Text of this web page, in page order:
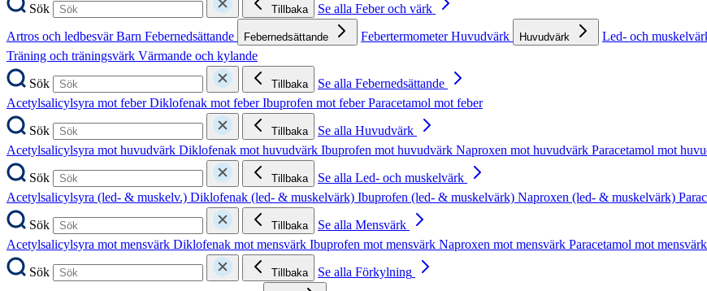
Sök
Tillbaka
Se alla Feber och värk
Artros och ledbesvärBarn Febernedsättande Febernedsättande FebertermometerHuvudvärk Huvudvärk Led- och
Träning och träningsvärk Värmande och kylande
Sök
Tillbaka
Se alla Febernedsättande
Acetylsalicylsyra mot feberDiklofenak mot feberIbuprofen mot feberParacetamol mot feber
Sök
Tillbaka
Se alla Huvudvärk
Acetylsalicylsyra mot huvudvärk Diklofenak mot huvudvärk Ibuprofen mot huvudvärk Naproxen mot huvudvärk Paracetamol mot
Sök
Tillbaka
Se alla Led- och muskelvärk
Acetylsalicylsyra (led- & muskelv.) Diklofenak (led- & muskelvärk) Ibuprofen (led- & muskelvärk) Naproxen (led- & muskelvärk)
Sök
Tillbaka
Se alla Mensvärk
Acetylsalicylsyra mot mensvärk Diklofenak mot mensvärk Ibuprofen mot mensvärk Naproxen mot mensvärk Paracetamol mot mensvärk
Sök
Tillbaka
Se alla Förkylning